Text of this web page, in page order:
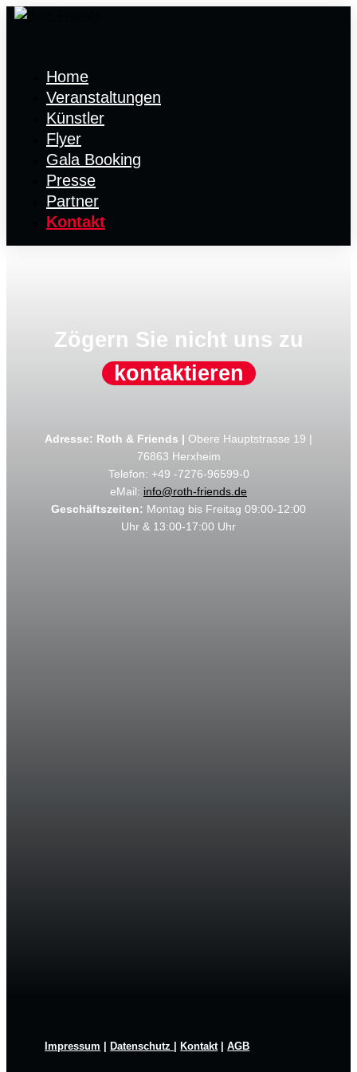
Home
Veranstaltungen
Künstler
Flyer
Gala Booking
Presse
Partner
Kontakt
Zögern Sie nicht uns zu
kontaktieren
Adresse: Roth & Friends | Obere Hauptstrasse 19 |
76863 Herxheim
Telefon: +49 -7276-96599-0
eMail: info@roth-friends.de
Geschäftszeiten: Montag bis Freitag 09:00-12:00
Uhr & 13:00-17:00 Uhr
Impressum Datenschutz Kontakt|AGB